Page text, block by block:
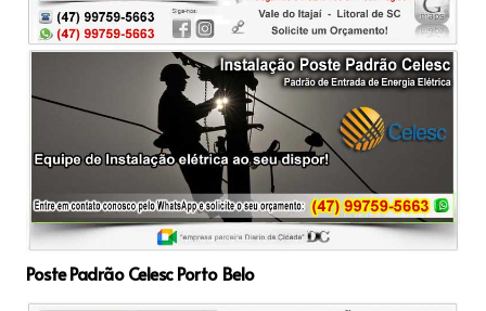
Poste Padrão Celesc Porto Belo